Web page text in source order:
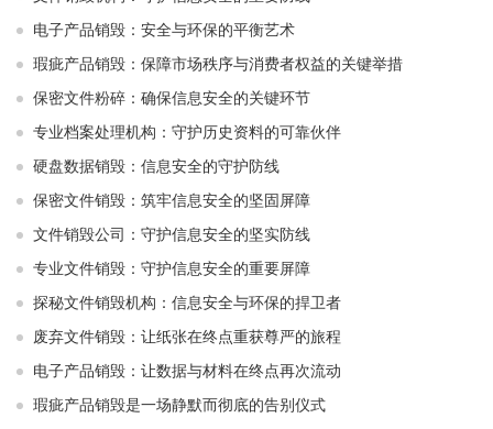
电子产品销毁：安全与环保的平衡艺术
瑕疵产品销毁：保障市场秩序与消费者权益的关键举措
保密文件粉碎：确保信息安全的关键环节
专业档案处理机构：守护历史资料的可靠伙伴
硬盘数据销毁：信息安全的守护防线
保密文件销毁：筑牢信息安全的坚固屏障
文件销毁公司：守护信息安全的坚实防线
专业文件销毁：守护信息安全的重要屏障
探秘文件销毁机构：信息安全与环保的捍卫者
废弃文件销毁：让纸张在终点重获尊严的旅程
电子产品销毁：让数据与材料在终点再次流动
瑕疵产品销毁是一场静默而彻底的告别仪式